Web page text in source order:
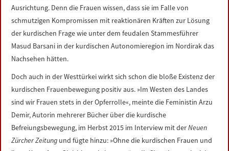
Ausrichtung. Denn die Frauen wissen, dass sie im Falle von
schmutzigen Kompromissen mit reaktionären Kräften zur Lösung
der kurdischen Frage wie unter dem feudalen Stammesführer
Masud Barsani in der kurdischen Autonomieregion im Nordirak das
Nachsehen hätten.
Doch auch in der Westtürkei wirkt sich schon die bloße Existenz der
kurdischen Frauenbewegung positiv aus. »Im Westen des Landes
sind wir Frauen stets in der Opferrolle«, meinte die Feministin Arzu
Demir, Autorin mehrerer Bücher über die kurdische
Befreiungsbewegung, im Herbst 2015 im Interview mit derNeuen
Zürcher Zeitung und fügte hinzu: »Ohne die kurdischen Frauen und